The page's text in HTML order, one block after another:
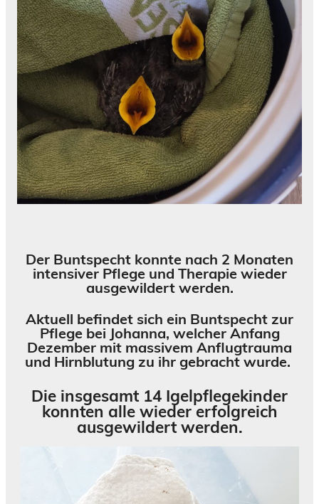
Der Buntspecht konnte nach 2 Monaten
intensiver Pflege und Therapie wieder
ausgewildert werden.
Aktuell befindet sich ein Buntspecht zur
Pflege bei Johanna, welcher Anfang
Dezember mit massivem Anflugtrauma
und Hirnblutung zu ihr gebracht wurde.
Die insgesamt 14 Igelpflegekinder
konnten alle wieder erfolgreich
ausgewildert werden.